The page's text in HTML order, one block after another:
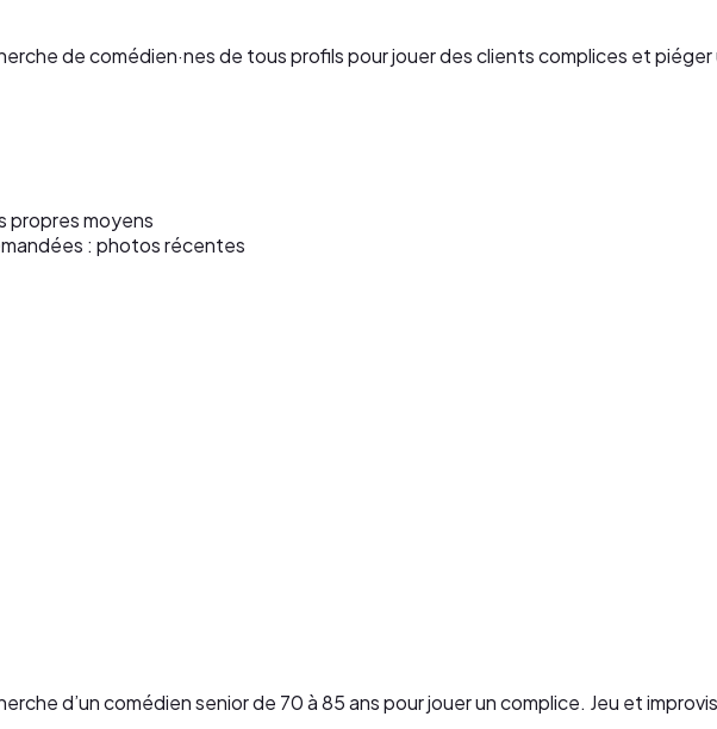
de comédien·nes de tous profils pour jouer des clients complices et
propres moyens
: photos récentes
d’un comédien senior de 70 à 85 ans pour jouer un complice. Jeu et